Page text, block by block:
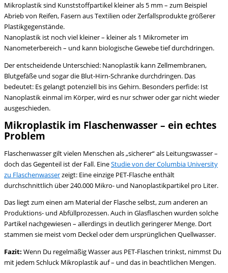
Mikroplastik sind Kunststoffpartikel kleiner als 5 mm – zum Beispiel
Abrieb von Reifen, Fasern aus Textilien oder Zerfallsprodukte größerer
Plastikgegenstände.
Nanoplastik ist noch viel kleiner – kleiner als 1 Mikrometer im
Nanometerbereich – und kann biologische Gewebe tief durchdringen.
Der entscheidende Unterschied: Nanoplastik kann Zellmembranen,
Blutgefäße und sogar die Blut-Hirn-Schranke durchdringen. Das
bedeutet: Es gelangt potenziell bis ins Gehirn. Besonders perfide: Ist
Nanoplastik einmal im Körper, wird es nur schwer oder gar nicht wieder
ausgeschieden.
Mikroplastik im Flaschenwasser – ein echtes
Problem
Flaschenwasser gilt vielen Menschen als „sicherer“ als Leitungswasser –
doch das Gegenteil ist der Fall. EineStudie von der Columbia University
zu Flaschenwasserzeigt: Eine einzige PET-Flasche enthält
durchschnittlich über 240.000 Mikro- und Nanoplastikpartikel pro Liter.
Das liegt zum einen am Material der Flasche selbst, zum anderen an
Produktions- und Abfüllprozessen. Auch in Glasflaschen wurden solche
Partikel nachgewiesen – allerdings in deutlich geringerer Menge. Dort
stammen sie meist vom Deckel oder dem ursprünglichen Quellwasser.
Fazit: Wenn Du regelmäßig Wasser aus PET-Flaschen trinkst, nimmst Du
mit jedem Schluck Mikroplastik auf – und das in beachtlichen Mengen.